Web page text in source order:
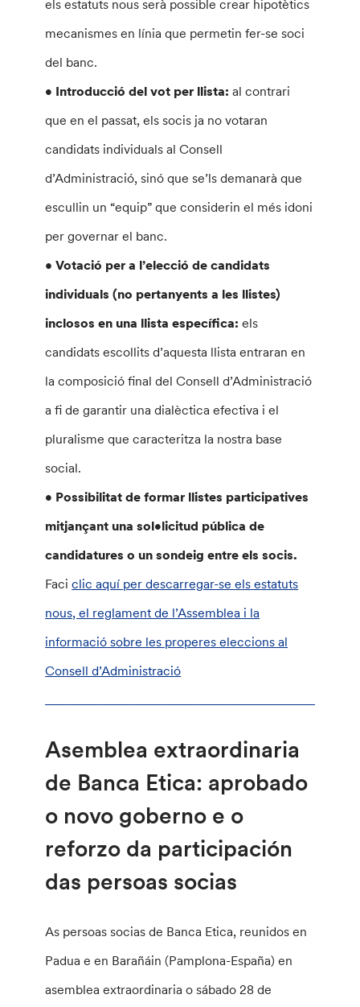
els estatuts nous serà possible crear hipotètics
mecanismes en línia que permetin fer-se soci
del banc.
• Introducció del vot per llista: al contrari
que en el passat, els socis ja no votaran
candidats individuals al Consell
d’Administració, sinó que se’ls demanarà que
escullin un “equip” que considerin el més idoni
per governar el banc.
•Votació per a l’elecció de candidats
individuals (no pertanyents a les llistes)
inclosos en una llista específica:els
candidats escollits d’aquesta llista entraran en
la composició final del Consell d’Administració
a fi de garantir una dialèctica efectiva i el
pluralisme que caracteritza la nostra base
social.
• Possibilitat de formar llistes participatives
mitjançant una sol•licitud pública de
candidatures o un sondeig entre els socis.
Faciclic aquí per descarregar-se els estatuts
nous, el reglament de l’Assemblea i la
informació sobre les properes eleccions al
Consell d’Administració
Asemblea extraordinaria
de Banca Etica: aprobado
o novo goberno e o
reforzo da participación
das persoas socias
As persoas socias de Banca Etica, reunidos en
Padua e en Barañáin (Pamplona-España) en
asemblea extraordinaria o sábado 28 de